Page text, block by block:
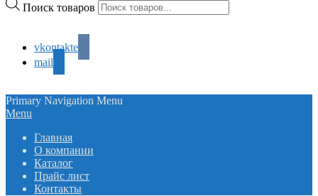
Поиск товаров
vkontakte
mail
Primary Navigation Menu
Menu
Главная
О компании
Каталог
Прайс лист
Контакты